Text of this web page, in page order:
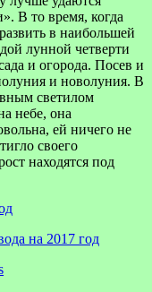
В то время, когда
в наибольшей
лунной четверти
и огорода. Посев и
и новолуния. В
светилом
небе, она
ей ничего не
своего
находятся под